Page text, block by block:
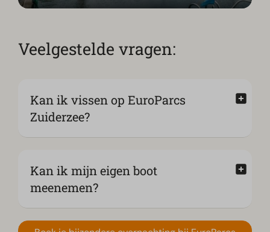
Veelgestelde vragen:
Kan ik vissen op EuroParcs
Zuiderzee?
Kan ik mijn eigen boot
meenemen?